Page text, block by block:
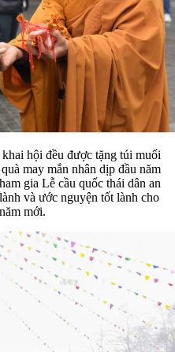
hội đều được tặng túi muối
may mắn nhân dịp đầu năm
gia Lễ cầu quốc thái dân an
và ước nguyện tốt lành cho
mới.